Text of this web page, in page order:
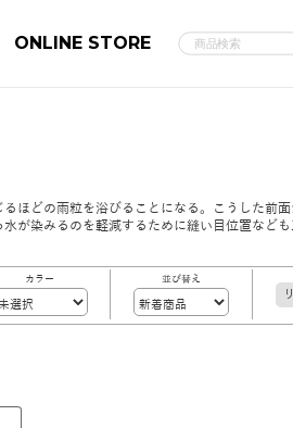
ONLINE STORE
ほどの雨粒を浴びることになる。こうした前
が染みるのを軽減するために縫い目位置なども
カラー 並び替え